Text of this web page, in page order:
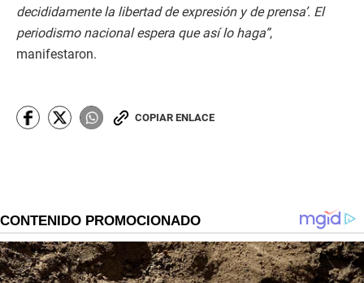
decididamente la libertad de expresión y de prensa’. El
periodismo nacional espera que así lo haga”,
manifestaron.
COPIAR ENLACE